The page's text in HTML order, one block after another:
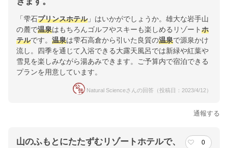
「雫石プリンスホテル」はいかがでしょうか。雄大な岩手山
の麓で温泉はもちろんゴルフやスキーも楽しめるリゾートホ
テルです。 温泉は雫石高倉から引いた良質の温泉で源泉かけ
流し。四季を通じて入浴できる大露天風呂では新緑や紅葉や
雪見を楽しみながら湯あみできます。ご予算内で宿泊できる
プランを用意しています。
Natural Scienceさんの回答（投稿日：2023/4/12）
通報する
山のふもとにたたずむリゾートホテルで、
0